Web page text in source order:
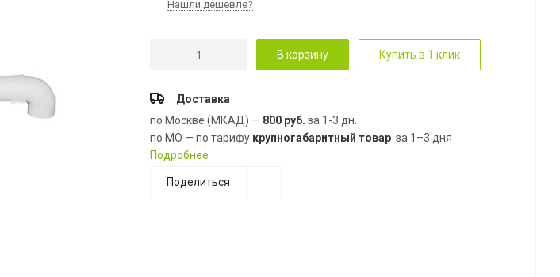
Нашли дешевле?
В корзину Купить в 1 клик
Доставка
по Москве (МКАД) — 800 руб. за 1-3 дн.
по МО — по тарифу крупногабаритный товар за 1–3 дня
Подробнее
Поделиться